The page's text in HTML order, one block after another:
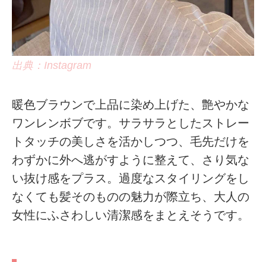
出典：Instagram
暖色ブラウンで上品に染め上げた、艶やかな
ワンレンボブです。サラサラとしたストレー
トタッチの美しさを活かしつつ、毛先だけを
わずかに外へ逃がすように整えて、さり気な
い抜け感をプラス。過度なスタイリングをし
なくても髪そのものの魅力が際立ち、大人の
女性にふさわしい清潔感をまとえそうです。